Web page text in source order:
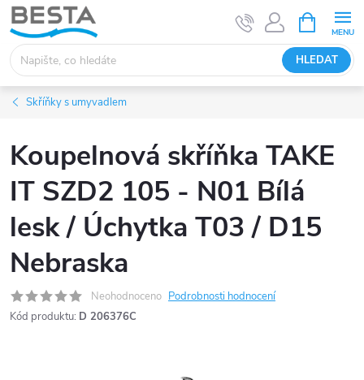
Přejít
na
obsah
HLEDAT
NÁKUPNÍ
KOŠÍK
Skříňky s umyvadlem
Koupelnová skříňka TAKE
IT SZD2 105 - N01 Bílá
lesk / Úchytka T03 / D15
Nebraska
Neohodnoceno Podrobnosti hodnocení
Kód produktu: D 206376C